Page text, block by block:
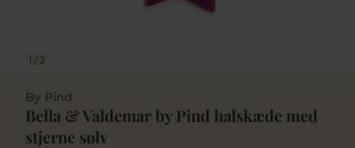
1 / 2
By Pind
Bella & Valdemar by Pind halskæde med
stjerne sølv